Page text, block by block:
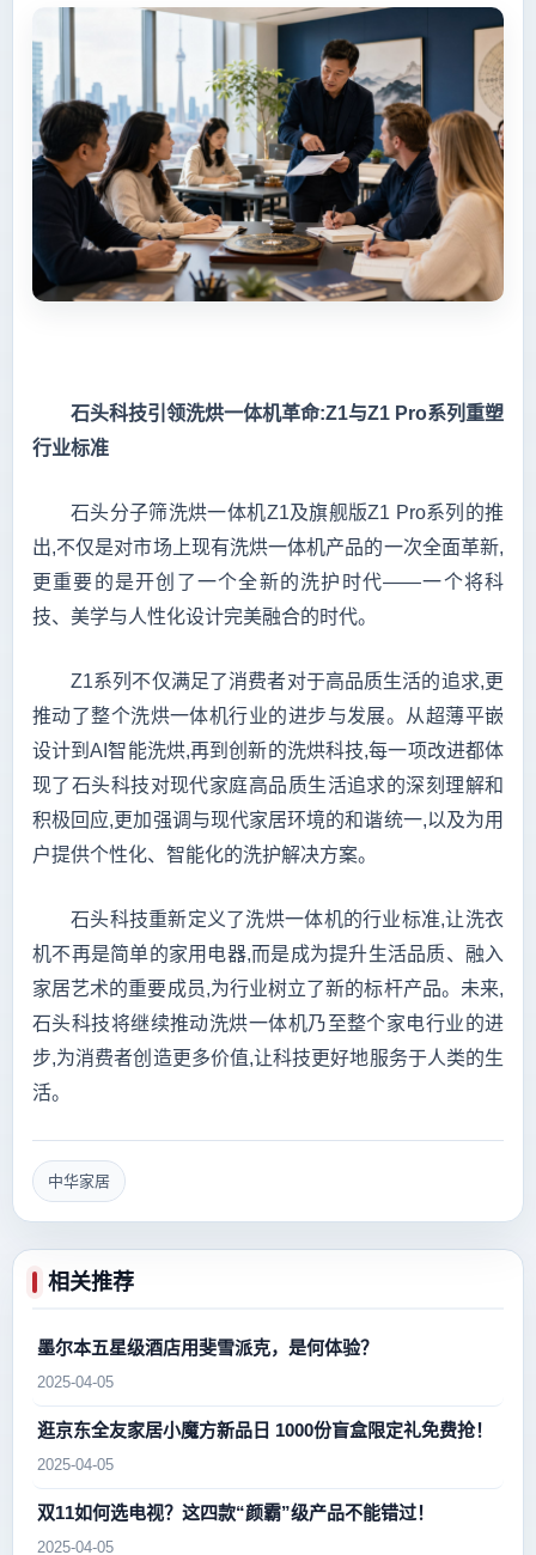
石头科技引领洗烘一体机革命:Z1与Z1 Pro系列重塑
行业标准
石头分子筛洗烘一体机Z1及旗舰版Z1 Pro系列的推
出,不仅是对市场上现有洗烘一体机产品的一次全面革新,
更重要的是开创了一个全新的洗护时代——一个将科
技、美学与人性化设计完美融合的时代。
Z1系列不仅满足了消费者对于高品质生活的追求,更
推动了整个洗烘一体机行业的进步与发展。从超薄平嵌
设计到AI智能洗烘,再到创新的洗烘科技,每一项改进都体
现了石头科技对现代家庭高品质生活追求的深刻理解和
积极回应,更加强调与现代家居环境的和谐统一,以及为用
户提供个性化、智能化的洗护解决方案。
石头科技重新定义了洗烘一体机的行业标准,让洗衣
机不再是简单的家用电器,而是成为提升生活品质、融入
家居艺术的重要成员,为行业树立了新的标杆产品。未来,
石头科技将继续推动洗烘一体机乃至整个家电行业的进
步,为消费者创造更多价值,让科技更好地服务于人类的生
活。
中华家居
相关推荐
墨尔本五星级酒店用斐雪派克，是何体验？
2025-04-05
逛京东全友家居小魔方新品日 1000份盲盒限定礼免费抢！
2025-04-05
双11如何选电视？这四款“颜霸”级产品不能错过！
2025-04-05